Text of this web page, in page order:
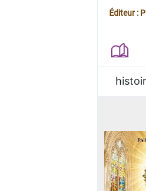
Juan
Éditeur :